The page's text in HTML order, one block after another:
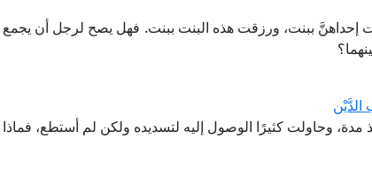
إحداهنَّ ببنت، ورزقت هذه البنت ببنت. فهل يصح لرجل أن يجمع
وحاولت كثيرًا الوصول إليه لتسديده ولكن لم أستطع، فماذا